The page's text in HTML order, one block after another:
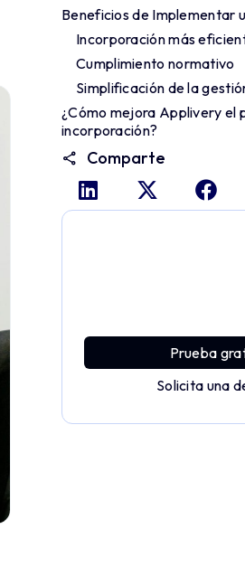
Beneficios de Implementar
Incorporación más
Cumplimiento normativo
Simplificación de la
¿Cómo mejora Applivery el
incorporación?
Comparte
Prueba
Solicita una